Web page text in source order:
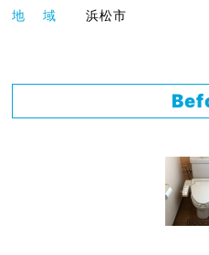
地 域 浜松市